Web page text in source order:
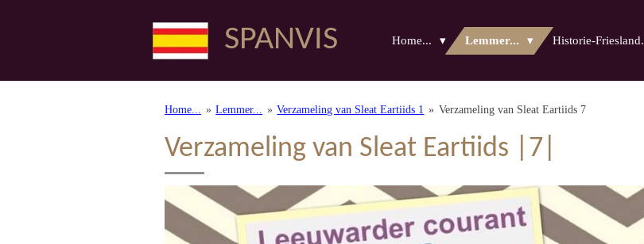
SPANVIS Home... Lemmer... Historie-Friesland.
Home... » Lemmer... » Verzameling van Sleat Eartiids 1 » Verzameling van Sleat Eartiids 7
Verzameling van Sleat Eartiids |7|